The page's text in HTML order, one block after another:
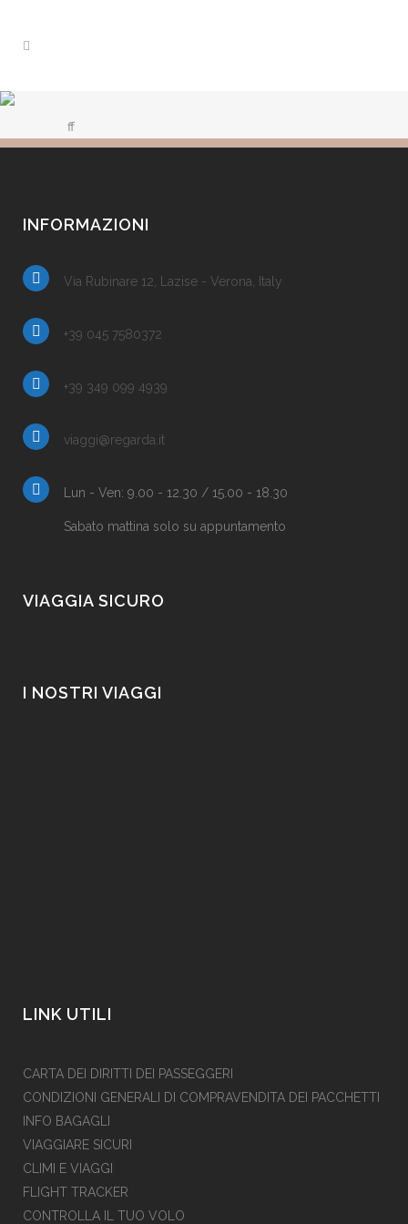
ff
INFORMAZIONI
Via Rubinare 12, Lazise - Verona, Italy
+39 045 7580372
+39 349 099 4939
viaggi@regarda.it
Lun - Ven: 9.00 - 12.30 / 15.00 - 18.30
Sabato mattina solo su appuntamento
VIAGGIA SICURO
I NOSTRI VIAGGI
LINK UTILI
CARTA DEI DIRITTI DEI PASSEGGERI
CONDIZIONI GENERALI DI COMPRAVENDITA DEI PACCHETTI
INFO BAGAGLI
VIAGGIARE SICURI
CLIMI E VIAGGI
FLIGHT TRACKER
CONTROLLA IL TUO VOLO